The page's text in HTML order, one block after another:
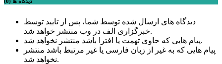
دیدگاه های ارسال شده توسط شما، پس از تایید توسط
خبرگزاری الف در وب منتشر خواهد شد.
پیام هایی که حاوی تهمت یا افترا باشد منتشر نخواهد شد.
پیام هایی که به غیر از زبان فارسی یا غیر مرتبط باشد منتشر
نخواهد شد.